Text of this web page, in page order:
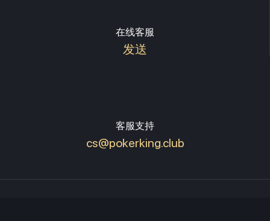
在线客服
发送
客服支持
cs@pokerking.club